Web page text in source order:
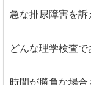
急な排尿障害を訴
どんな理学検査で
時間が勝負な場